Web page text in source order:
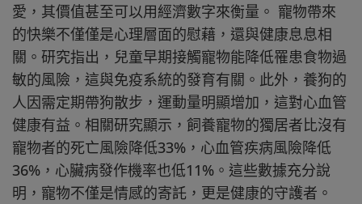
愛，其價值甚至可以用經濟數字來衡量。 寵物帶來
的快樂不僅僅是心理層面的慰藉，還與健康息息相
關。研究指出，兒童早期接觸寵物能降低罹患食物過
敏的風險，這與免疫系統的發育有關。此外，養狗的
人因需定期帶狗散步，運動量明顯增加，這對心血管
健康有益。相關研究顯示，飼養寵物的獨居者比沒有
寵物者的死亡風險降低33%，心血管疾病風險降低
36%，心臟病發作機率也低11%。這些數據充分說
明，寵物不僅是情感的寄託，更是健康的守護者。